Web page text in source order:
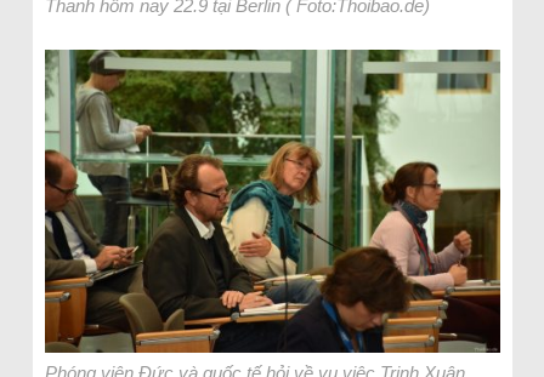
Thanh hôm nay 22.9 tại Berlin ( Foto:Thoibao.de)
Phóng viên Đức và quốc tế hỏi về vụ việc Trịnh Xuân